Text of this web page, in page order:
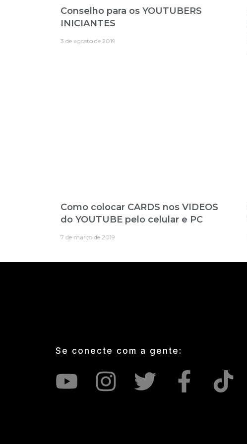
Conselho para os YOUTUBERS
INICIANTES
3 de agosto de 2019
Como colocar CARDS nos VIDEOS
do YOUTUBE pelo celular e PC
7 de março de 2019
Se conecte com a gente: